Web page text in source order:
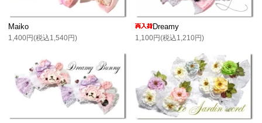
Maiko
1,400円(税込1,540円)
Dreamy
1,100円(税込1,210円)